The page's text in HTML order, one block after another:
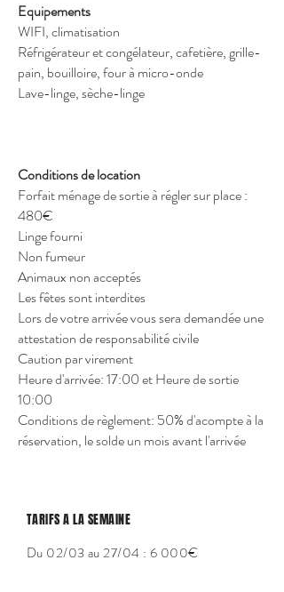
Equipements
WIFI, climatisation
Réfrigérateur et congélateur, cafetière, grille-
pain, bouilloire, four à micro-onde
Lave-linge, sèche-linge
Conditions de location
Forfait ménage de sortie à régler sur place :
480€
Linge fourni
Non fumeur
Animaux non acceptés
Les fêtes sont interdites
Lors de votre arrivée vous sera demandée une
attestation de responsabilité civile
Caution par virement
Heure d'arrivée: 17:00 et Heure de sortie
10:00
Conditions de règlement: 50% d'acompte à la
réservation, le solde un mois avant l'arrivée
TARIFS A LA SEMAINE
Du 02/03 au 27/04 : 6 000€